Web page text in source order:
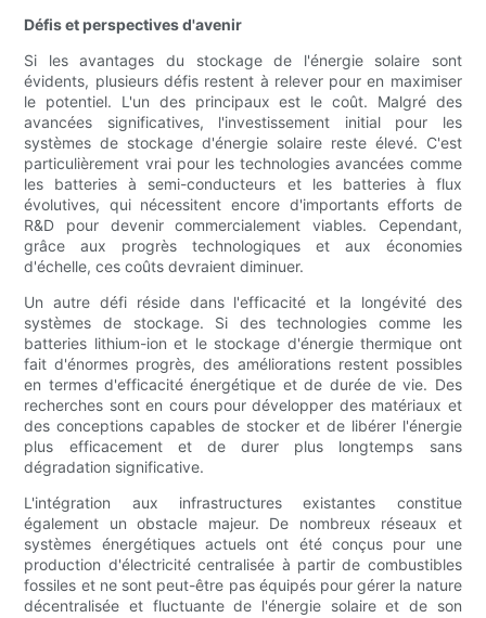
Défis et perspectives d'avenir
Si les avantages du stockage de l'énergie solaire sont
évidents, plusieurs défis restent à relever pour en maximiser
le potentiel. L'un des principaux est le coût. Malgré des
avancées significatives, l'investissement initial pour les
systèmes de stockage d'énergie solaire reste élevé. C'est
particulièrement vrai pour les technologies avancées comme
les batteries à semi-conducteurs et les batteries à flux
évolutives, qui nécessitent encore d'importants efforts de
R&D pour devenir commercialement viables. Cependant,
grâce aux progrès technologiques et aux économies
d'échelle, ces coûts devraient diminuer.
Un autre défi réside dans l'efficacité et la longévité des
systèmes de stockage. Si des technologies comme les
batteries lithium-ion et le stockage d'énergie thermique ont
fait d'énormes progrès, des améliorations restent possibles
en termes d'efficacité énergétique et de durée de vie. Des
recherches sont en cours pour développer des matériaux et
des conceptions capables de stocker et de libérer l'énergie
plus efficacement et de durer plus longtemps sans
dégradation significative.
L'intégration aux infrastructures existantes constitue
également un obstacle majeur. De nombreux réseaux et
systèmes énergétiques actuels ont été conçus pour une
production d'électricité centralisée à partir de combustibles
fossiles et ne sont peut-être pas équipés pour gérer la nature
décentralisée et fluctuante de l'énergie solaire et de son